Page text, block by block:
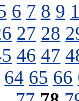
6 7 8 9
27 28
46 47
64 65 66